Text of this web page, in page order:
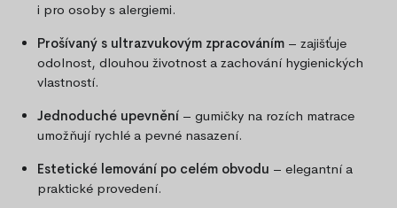
i pro osoby s alergiemi.
Prošívaný s ultrazvukovým zpracováním – zajišťuje
odolnost, dlouhou životnost a zachování hygienických
vlastností.
Jednoduché upevnění – gumičky na rozích matrace
umožňují rychlé a pevné nasazení.
Estetické lemování po celém obvodu – elegantní a
praktické provedení.